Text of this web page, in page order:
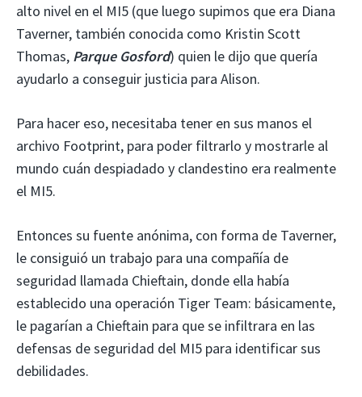
alto nivel en el MI5 (que luego supimos que era Diana
Taverner, también conocida como Kristin Scott
Thomas, Parque Gosford) quien le dijo que quería
ayudarlo a conseguir justicia para Alison.
Para hacer eso, necesitaba tener en sus manos el
archivo Footprint, para poder filtrarlo y mostrarle al
mundo cuán despiadado y clandestino era realmente
el MI5.
Entonces su fuente anónima, con forma de Taverner,
le consiguió un trabajo para una compañía de
seguridad llamada Chieftain, donde ella había
establecido una operación Tiger Team: básicamente,
le pagarían a Chieftain para que se infiltrara en las
defensas de seguridad del MI5 para identificar sus
debilidades.